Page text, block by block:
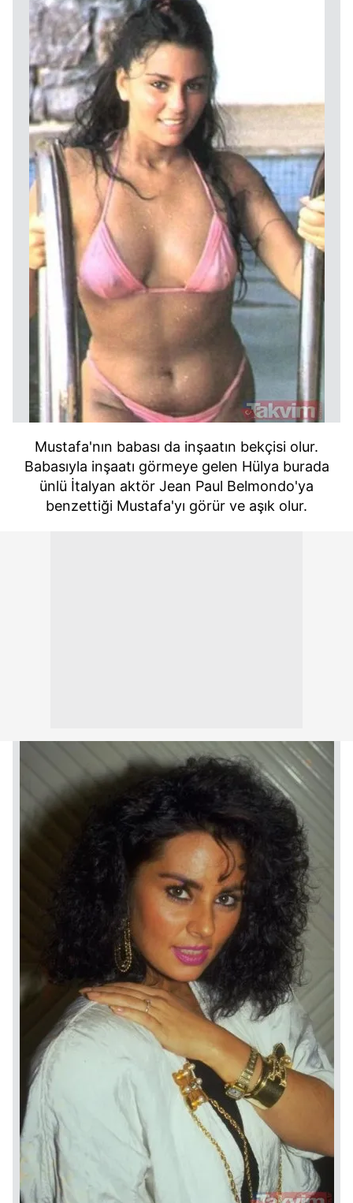
Mustafa'nın babası da inşaatın bekçisi olur.
Babasıyla inşaatı görmeye gelen Hülya burada
ünlü İtalyan aktör Jean Paul Belmondo'ya
benzettiği Mustafa'yı görür ve aşık olur.